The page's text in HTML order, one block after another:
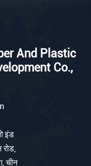
And Plastic
Co.,
इंड
रोड,
चीन